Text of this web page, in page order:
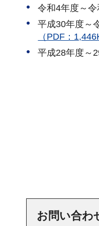
令和4年度～
平成30年度～
（PDF：
平成28年度～
お問い合わ